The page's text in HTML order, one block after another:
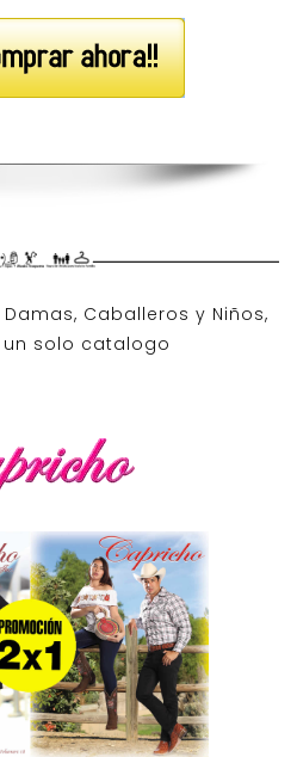
Caballeros y Niños,
solo catalogo